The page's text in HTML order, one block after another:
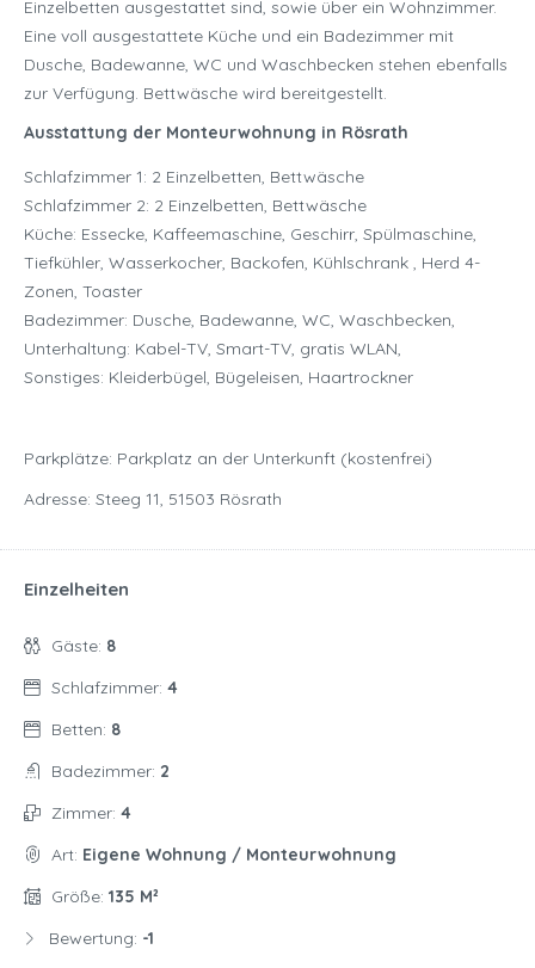
Einzelbetten ausgestattet sind, sowie über ein Wohnzimmer.
Eine voll ausgestattete Küche und ein Badezimmer mit
Dusche, Badewanne, WC und Waschbecken stehen ebenfalls
zur Verfügung. Bettwäsche wird bereitgestellt.
Ausstattung der Monteurwohnung in Rösrath
Schlafzimmer 1: 2 Einzelbetten, Bettwäsche
Schlafzimmer 2: 2 Einzelbetten, Bettwäsche
Küche: Essecke, Kaffeemaschine, Geschirr, Spülmaschine,
Tiefkühler, Wasserkocher, Backofen, Kühlschrank , Herd 4-
Zonen, Toaster
Badezimmer: Dusche, Badewanne, WC, Waschbecken,
Unterhaltung: Kabel-TV, Smart-TV, gratis WLAN,
Sonstiges: Kleiderbügel, Bügeleisen, Haartrockner
Parkplätze: Parkplatz an der Unterkunft (kostenfrei)
Adresse: Steeg 11, 51503 Rösrath
Einzelheiten
Gäste: 8
Schlafzimmer: 4
Betten: 8
Badezimmer: 2
Zimmer: 4
Art: Eigene Wohnung / Monteurwohnung
Größe: 135 M²
Bewertung: -1